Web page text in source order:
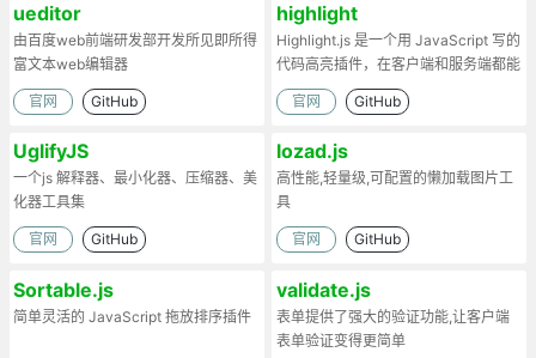
ueditor
由百度web前端研发部开发所见即所得
富文本web编辑器
官网 GitHub
highlight
Highlight.js 是一个用 JavaScript 写的
代码高亮插件，在客户端和服务端都能
工作。
官网 GitHub
UglifyJS
一个js 解释器、最小化器、压缩器、美
化器工具集
官网 GitHub
lozad.js
高性能,轻量级,可配置的懒加载图片工
具
官网 GitHub
Sortable.js
简单灵活的 JavaScript 拖放排序插件
validate.js
表单提供了强大的验证功能,让客户端
表单验证变得更简单